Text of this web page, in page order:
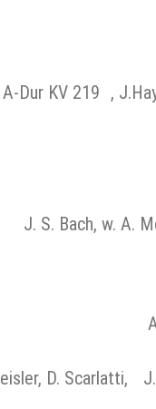
Dur KV 219 ,
J. S. Bach, w. A.
D. Scarlatti,